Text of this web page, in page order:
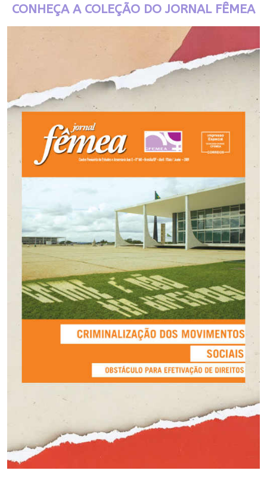
CONHEÇA A COLEÇÃO DO JORNAL FÊMEA